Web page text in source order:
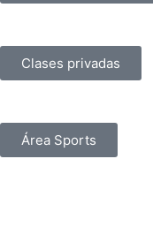
Clases privadas
Área Sports